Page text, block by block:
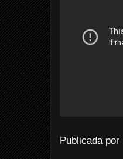
Publicada por